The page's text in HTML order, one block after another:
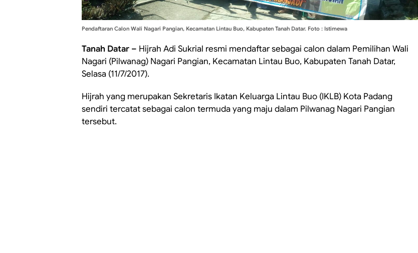
Pendaftaran Calon Wali Nagari Pangian, Kecamatan Lintau Buo, Kabupaten Tanah Datar. Foto : Istimewa
Tanah Datar – Hijrah Adi Sukrial resmi mendaftar sebagai calon dalam Pemilihan Wali
Nagari (Pilwanag) Nagari Pangian, Kecamatan Lintau Buo, Kabupaten Tanah Datar,
Selasa (11/7/2017).
Hijrah yang merupakan Sekretaris Ikatan Keluarga Lintau Buo (IKLB) Kota Padang
sendiri tercatat sebagai calon termuda yang maju dalam Pilwanag Nagari Pangian
tersebut.